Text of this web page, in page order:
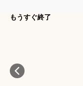
もうすぐ終了